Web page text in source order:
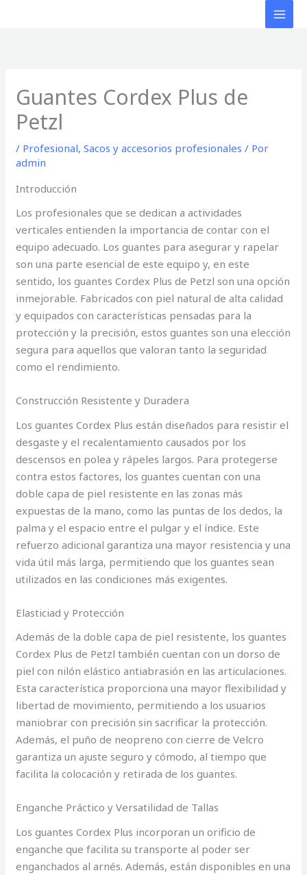
Guantes Cordex Plus de
Petzl
/ Profesional,Sacos y accesorios profesionales / Por
admin
Introducción
Los profesionales que se dedican a actividades
verticales entienden la importancia de contar con el
equipo adecuado. Los guantes para asegurar y rapelar
son una parte esencial de este equipo y, en este
sentido, los guantes Cordex Plus de Petzl son una opción
inmejorable. Fabricados con piel natural de alta calidad
y equipados con características pensadas para la
protección y la precisión, estos guantes son una elección
segura para aquellos que valoran tanto la seguridad
como el rendimiento.
Construcción Resistente y Duradera
Los guantes Cordex Plus están diseñados para resistir el
desgaste y el recalentamiento causados por los
descensos en polea y rápeles largos. Para protegerse
contra estos factores, los guantes cuentan con una
doble capa de piel resistente en las zonas más
expuestas de la mano, como las puntas de los dedos, la
palma y el espacio entre el pulgar y el índice. Este
refuerzo adicional garantiza una mayor resistencia y una
vida útil más larga, permitiendo que los guantes sean
utilizados en las condiciones más exigentes.
Elasticiad y Protección
Además de la doble capa de piel resistente, los guantes
Cordex Plus de Petzl también cuentan con un dorso de
piel con nilón elástico antiabrasión en las articulaciones.
Esta característica proporciona una mayor flexibilidad y
libertad de movimiento, permitiendo a los usuarios
maniobrar con precisión sin sacrificar la protección.
Además, el puño de neopreno con cierre de Velcro
garantiza un ajuste seguro y cómodo, al tiempo que
facilita la colocación y retirada de los guantes.
Enganche Práctico y Versatilidad de Tallas
Los guantes Cordex Plus incorporan un orificio de
enganche que facilita su transporte al poder ser
enganchados al arnés. Además, están disponibles en una